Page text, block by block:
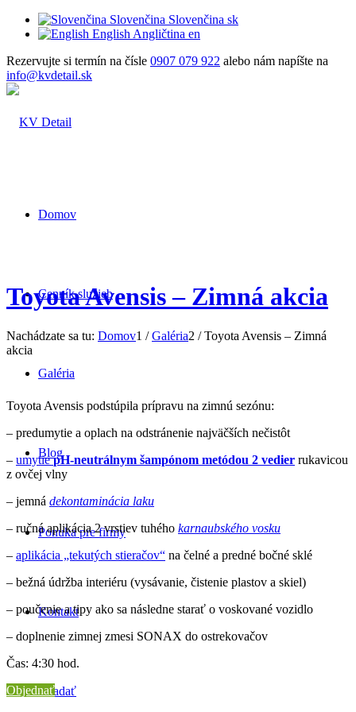
Slovenčina Slovenčina sk
English Angličtina en
Rezervujte si termín na čísle 0907 079 922 alebo nám napíšte na
info@kvdetail.sk
Domov
Cenník služieb
Galéria
Blog
Ponuka pre firmy
Kontakt
Hľadať
Toyota Avensis – Zimná akcia
Nachádzate sa tu: Domov1 / Galéria2 / Toyota Avensis – Zimná
akcia
Toyota Avensis podstúpila prípravu na zimnú sezónu:
– predumytie a oplach na odstránenie najväčších nečistôt
– umytiepH-neutrálnym šampónom metódou 2 vedier rukavicou
z ovčej vlny
– jemná dekontaminácia laku
– ručná aplikácia 2 vrstiev tuhého karnaubského vosku
– aplikácia „tekutých stieračov“ na čelné a predné bočné sklé
– bežná údržba interiéru (vysávanie, čistenie plastov a skiel)
– poučenie a tipy ako sa následne starať o voskované vozidlo
– doplnenie zimnej zmesi SONAX do ostrekovačov
Čas: 4:30 hod.
Objednať